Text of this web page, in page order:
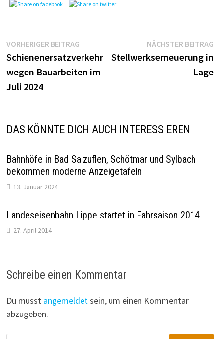
Beitragsnavigation
VORHERIGER BEITRAGVorheriger
Beitrag:
Schienenersatzverkehr
wegen Bauarbeiten im
Juli 2024
NÄCHSTER BEITRAG
Stellwerkserneuerung in
Lage
DAS KÖNNTE DICH AUCH INTERESSIEREN
Bahnhöfe in Bad Salzuflen, Schötmar und Sylbach
bekommen moderne Anzeigetafeln
13. Januar 2024
Landeseisenbahn Lippe startet in Fahrsaison 2014
27. April 2014
Schreibe einen Kommentar
Du musst angemeldetsein, um einen Kommentar
abzugeben.